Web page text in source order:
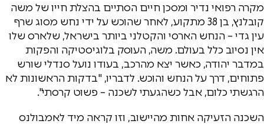
מקרה רפואי נדיר ומסכן חיים הסתיים בהצלת חייו של משה
קובלנץ, בן 38 מתקוע, לאחר שהוכש על ידי נחש מסוג שרף
עין גדי – הנחש הארסי והקטלני ביותר בישראל, שלארס שלו
אין נסיוב כלל בעולם. משה, העוסק בלוגיסטיקה והפקות
במדבר יהודה, כאשר יצא מהרכב, בעודו נועל סנדלי שורש
פתוחים, דרך על הנחש והוכש. לדבריו, "בדקות הראשונות לא
הרגשתי כלום, אבל כשהגעתי לשכנה – פשוט קרסתי".
השכנה הזעיקה אחות מהיישוב, וזו קראה מיד לאמבולנס